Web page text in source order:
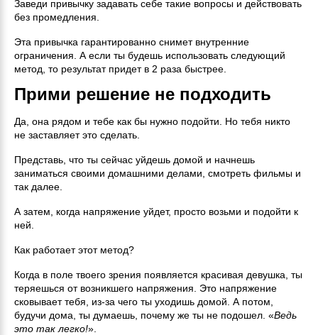
Заведи привычку задавать себе такие вопросы и действовать
без промедления.
Эта привычка гарантированно снимет внутренние
ограничения. А если ты будешь использовать следующий
метод, то результат придет в 2 раза быстрее.
Прими решение не подходить
Да, она рядом и тебе как бы нужно подойти. Но тебя никто
не заставляет это сделать.
Представь, что ты сейчас уйдешь домой и начнешь
заниматься своими домашними делами, смотреть фильмы и
так далее.
А затем, когда напряжение уйдет, просто возьми и подойти к
ней.
Как работает этот метод?
Когда в поле твоего зрения появляется красивая девушка, ты
теряешься от возникшего напряжения. Это напряжение
сковывает тебя, из-за чего ты уходишь домой. А потом,
будучи дома, ты думаешь, почему же ты не подошел. «Ведь
это так легко!».